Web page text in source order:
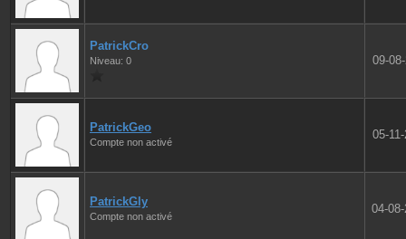
PatrickCro
Niveau: 0 09-
PatrickGeo
Compte non activé
05-
PatrickGly
Compte non activé
04-